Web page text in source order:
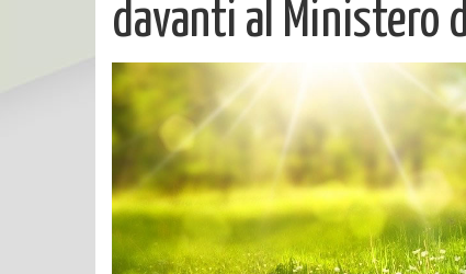
davanti al Ministero